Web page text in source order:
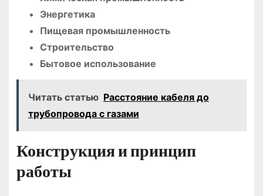
Энергетика
Пищевая промышленность
Строительство
Бытовое использование
Читать статью Расстояние кабеля до
трубопровода с газами
Конструкция и принцип
работы